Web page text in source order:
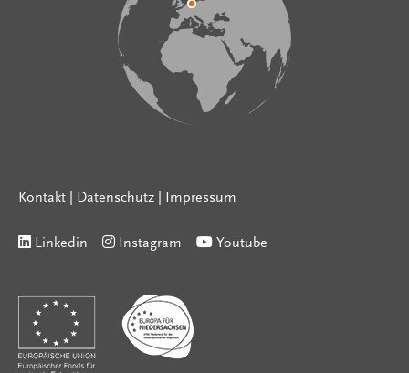
Kontakt Datenschutz Impressum
Linkedin Instagram Youtube